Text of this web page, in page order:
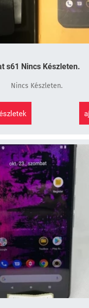
s61 Nincs Készleten.
Nincs Készleten.